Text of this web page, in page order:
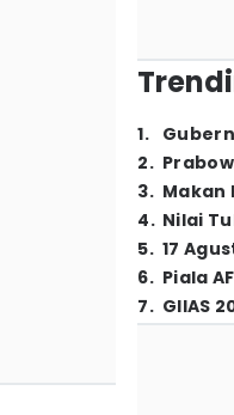
1.
2.
3. Makan
4. Nilai
5. 17
6. Piala
7. GIIAS